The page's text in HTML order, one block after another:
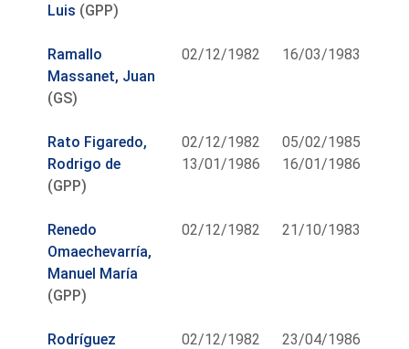
Luis (GPP)
Ramallo
Massanet, Juan
(GS)
02/12/1982 16/03/1983
Rato Figaredo,
Rodrigo de
(GPP)
02/12/1982
13/01/1986
05/02/1985
16/01/1986
Renedo
Omaechevarría,
Manuel María
(GPP)
02/12/1982 21/10/1983
Rodríguez
02/12/1982 23/04/1986